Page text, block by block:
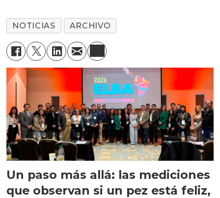
NOTICIAS ARCHIVO
Un paso más allá: las mediciones
que observan si un pez está feliz,